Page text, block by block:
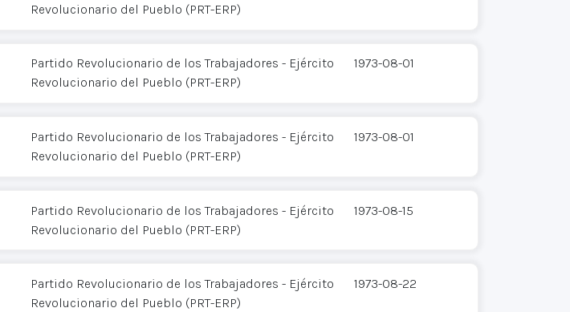
Revolucionario del Pueblo (PRT-ERP)
Partido Revolucionario de los Trabajadores - Ejército
Revolucionario del Pueblo (PRT-ERP)
1973-08-01
Partido Revolucionario de los Trabajadores - Ejército
Revolucionario del Pueblo (PRT-ERP)
1973-08-01
Partido Revolucionario de los Trabajadores - Ejército
Revolucionario del Pueblo (PRT-ERP)
1973-08-15
Partido Revolucionario de los Trabajadores - Ejército
Revolucionario del Pueblo (PRT-ERP)
1973-08-22